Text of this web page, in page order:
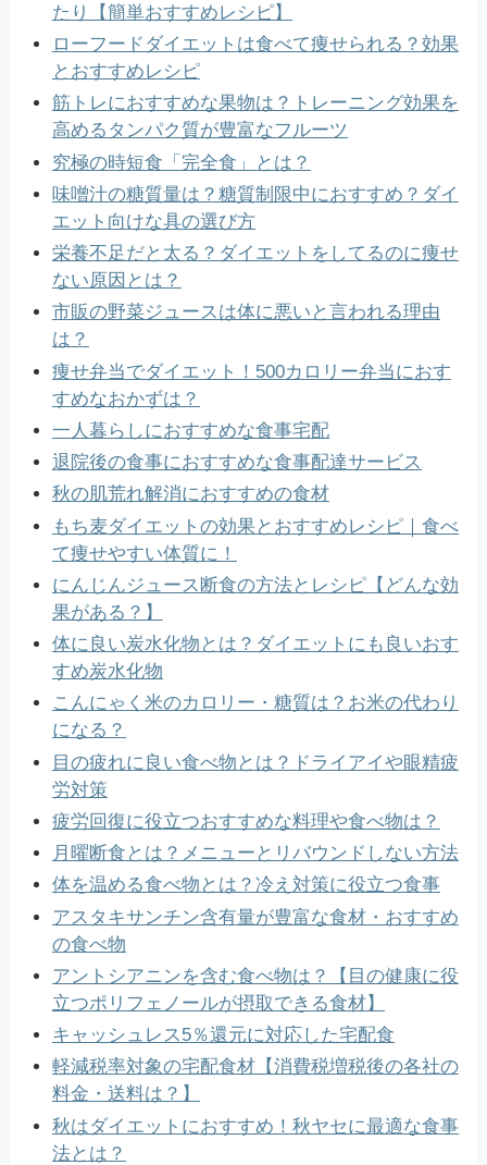
たり【簡単おすすめレシピ】
ローフードダイエットは食べて痩せられる？効果
とおすすめレシピ
筋トレにおすすめな果物は？トレーニング効果を
高めるタンパク質が豊富なフルーツ
究極の時短食「完全食」とは？
味噌汁の糖質量は？糖質制限中におすすめ？ダイ
エット向けな具の選び方
栄養不足だと太る？ダイエットをしてるのに痩せ
ない原因とは？
市販の野菜ジュースは体に悪いと言われる理由
は？
痩せ弁当でダイエット！500カロリー弁当におす
すめなおかずは？
一人暮らしにおすすめな食事宅配
退院後の食事におすすめな食事配達サービス
秋の肌荒れ解消におすすめの食材
もち麦ダイエットの効果とおすすめレシピ｜食べ
て痩せやすい体質に！
にんじんジュース断食の方法とレシピ【どんな効
果がある？】
体に良い炭水化物とは？ダイエットにも良いおす
すめ炭水化物
こんにゃく米のカロリー・糖質は？お米の代わり
になる？
目の疲れに良い食べ物とは？ドライアイや眼精疲
労対策
疲労回復に役立つおすすめな料理や食べ物は？
月曜断食とは？メニューとリバウンドしない方法
体を温める食べ物とは？冷え対策に役立つ食事
アスタキサンチン含有量が豊富な食材・おすすめ
の食べ物
アントシアニンを含む食べ物は？【目の健康に役
立つポリフェノールが摂取できる食材】
キャッシュレス5％還元に対応した宅配食
軽減税率対象の宅配食材【消費税増税後の各社の
料金・送料は？】
秋はダイエットにおすすめ！秋ヤセに最適な食事
法とは？